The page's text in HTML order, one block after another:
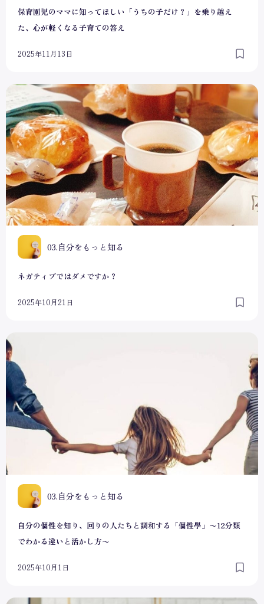
保育園児のママに知ってほしい「うちの子だけ？」を乗り越え
た、心が軽くなる子育ての答え
2025年11月13日
0 03.自分をもっと知る
ネガティブではダメですか？
2025年10月21日
ネガティブではダメですか？
0 03.自分をもっと知る
自分の個性を知り、回りの人たちと調和する「個性學」〜12分類
でわかる違いと活かし方〜
2025年10月1日
自分の個性を知り、回りの人たちと調和する「個性學」〜